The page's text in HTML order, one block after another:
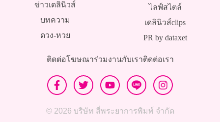
ข่าวเดลินิวส์
บทความ
ดวง-หวย
ไลฟ์สไตล์
เดลินิวส์clips
PR by dataxet
ติดต่อโฆษณาร่วมงานกับเราติดต่อเรา
© 2026 บริษัท สี่พระยาการพิมพ์ จำกัด